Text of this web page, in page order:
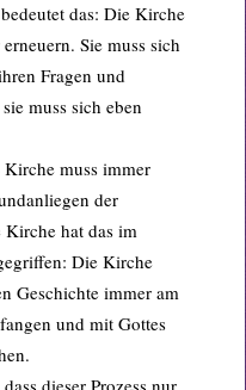
das: Die Kirche
Sie muss sich
Fragen und
muss sich eben
Kirche muss immer
der
hat das im
Die Kirche
Geschichte immer am
und mit Gottes
dieser Prozess nur